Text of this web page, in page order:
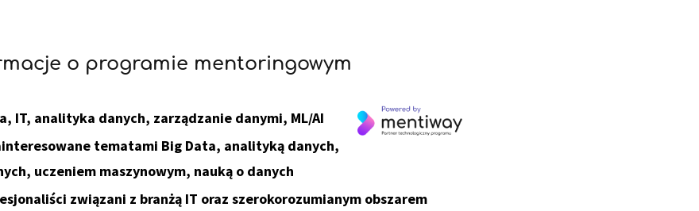
o programie mentoringowym
IT, analityka danych, zarządzanie danymi, ML/AI
tematami Big Data, analityką danych,
uczeniem maszynowym, nauką o danych
związani z branżą IT oraz szerokorozumianym obszarem